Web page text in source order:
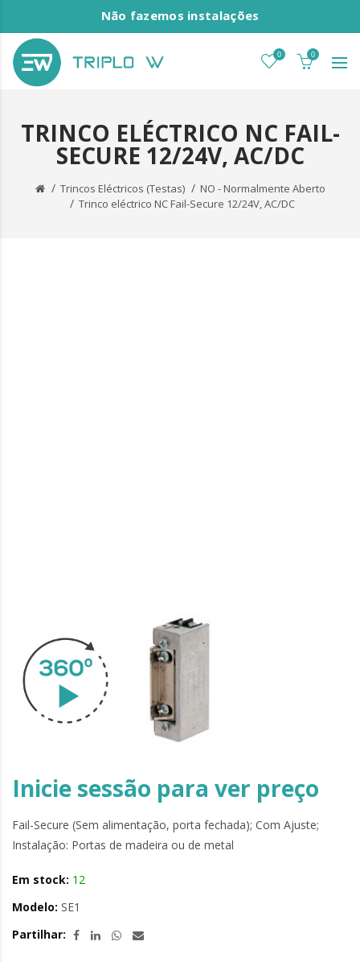
Não fazemos instalações
0 0
TRINCO ELÉCTRICO NC FAIL-
SECURE 12/24V, AC/DC
Trincos Eléctricos (Testas)
NO - Normalmente Aberto
Trinco eléctrico NC Fail-Secure 12/24V, AC/DC
Inicie sessão para ver preço
Fail-Secure (Sem alimentação, porta fechada); Com Ajuste;
Instalação: Portas de madeira ou de metal
Em stock: 12
Modelo: SE1
Partilhar: